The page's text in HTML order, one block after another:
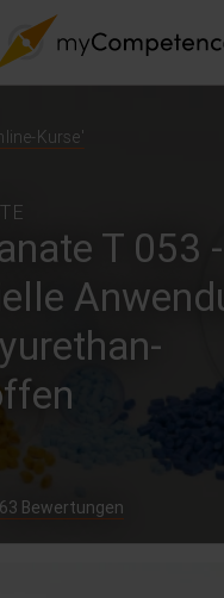
T 053 -
63 Bewertungen
Kurse'